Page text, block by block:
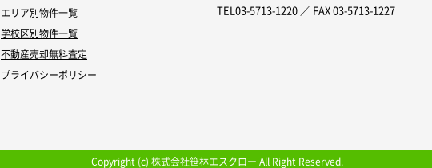
エリア別物件一覧
学校区別物件一覧
不動産売却無料査定
プライバシーポリシー
TEL03-5713-1220 ／ FAX 03-5713-1227
Copyright (c) 株式会社笹林エスクロー All Right Reserved.